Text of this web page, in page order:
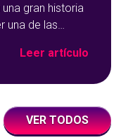
gran historia
una de las
sino porque es
Leer artículo
VER TODOS